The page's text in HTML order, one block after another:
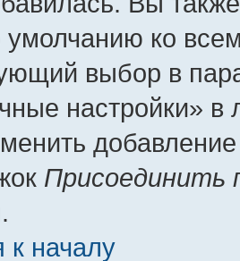
умолчанию ко
выбор в
настройки»
Присоединить
к началу